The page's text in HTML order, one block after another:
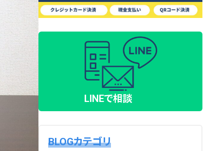
LINEで相談
BLOGカテゴリ